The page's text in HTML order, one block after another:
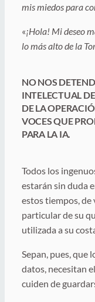
mis miedos para
«¡Hola! Mi deseo
lo más alto de la
NO NOS
INTELECTUAL
DE LA
VOCES QUE
PARA LA IA.
Todos los
estarán sin duda
estos tiempos,
particular de su
utilizada a su
Sepan, pues, que
datos, necesitan
cuiden de